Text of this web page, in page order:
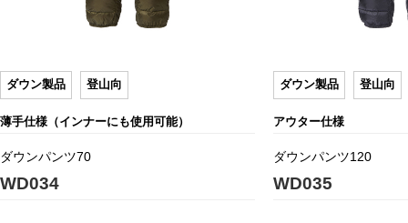
ダウン製品 登山向
薄手仕様（インナーにも使用可能）
ダウンパンツ70
WD034
ダウン製品 登山向
アウター仕様
ダウンパンツ120
WD035